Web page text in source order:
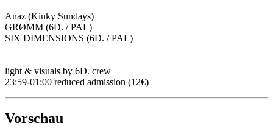
Anaz (Kinky Sundays)
GRØMM (6D. / PAL)
SIX DIMENSIONS (6D. / PAL)
light & visuals by 6D. crew
23:59-01:00 reduced admission (12€)
Vorschau